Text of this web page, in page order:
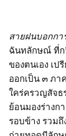
สายฝนบอกกา
ฉันทลักษณ์ ที่ก
ของตนเอง เ
ออกเป็น ๓ ภา
ใคร่ครวญสัจธ
ย้อนมองร่างก
รอบข้าง รวม